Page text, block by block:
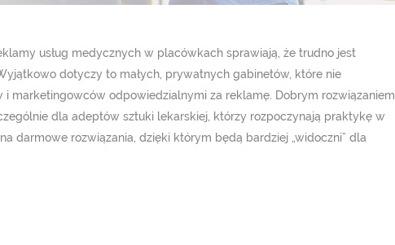
usług medycznych w placówkach sprawiają, że trudno jest
dotyczy to małych, prywatnych gabinetów, które nie
i marketingowców odpowiedzialnymi za reklamę. Dobrym rozwiązaniem
dla adeptów sztuki lekarskiej, którzy rozpoczynają praktykę w
darmowe rozwiązania, dzięki którym będą bardziej „widoczni” dla